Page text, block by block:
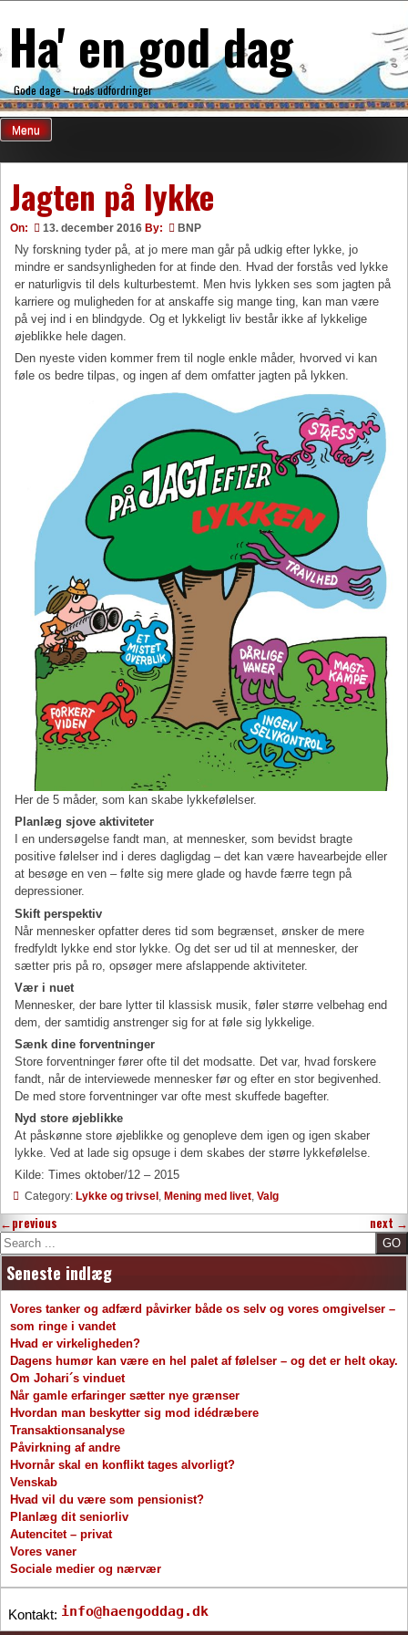
content
Ha' en god dag
Gode dage – trods udfordringer
Menu
Jagten på lykke
On: 13. december 2016 By: BNP
Ny forskning tyder på, at jo mere man går på udkig efter lykke, jo
mindre er sandsynligheden for at finde den. Hvad der forstås ved lykke
er naturligvis til dels kulturbestemt. Men hvis lykken ses som jagten på
karriere og muligheden for at anskaffe sig mange ting, kan man være
på vej ind i en blindgyde. Og et lykkeligt liv består ikke af lykkelige
øjeblikke hele dagen.
Den nyeste viden kommer frem til nogle enkle måder, hvorved vi kan
føle os bedre tilpas, og ingen af dem omfatter jagten på lykken.
Her de 5 måder, som kan skabe lykkefølelser.
Planlæg sjove aktiviteter
I en undersøgelse fandt man, at mennesker, som bevidst bragte
positive følelser ind i deres dagligdag – det kan være havearbejde eller
at besøge en ven – følte sig mere glade og havde færre tegn på
depressioner.
Skift perspektiv
Når mennesker opfatter deres tid som begrænset, ønsker de mere
fredfyldt lykke end stor lykke. Og det ser ud til at mennesker, der
sætter pris på ro, opsøger mere afslappende aktiviteter.
Vær i nuet
Mennesker, der bare lytter til klassisk musik, føler større velbehag end
dem, der samtidig anstrenger sig for at føle sig lykkelige.
Sænk dine forventninger
Store forventninger fører ofte til det modsatte. Det var, hvad forskere
fandt, når de interviewede mennesker før og efter en stor begivenhed.
De med store forventninger var ofte mest skuffede bagefter.
Nyd store øjeblikke
At påskønne store øjeblikke og genopleve dem igen og igen skaber
lykke. Ved at lade sig opsuge i dem skabes der større lykkefølelse.
Kilde: Times oktober/12 – 2015
Category: Lykke og trivsel , Mening med livet, Valg
←previous next →
Search
Seneste indlæg
Vores tanker og adfærd påvirker både os selv og vores omgivelser –
som ringe i vandet
Hvad er virkeligheden?
Dagens humør kan være en hel palet af følelser – og det er helt okay.
Om Johari´s vinduet
Når gamle erfaringer sætter nye grænser
Hvordan man beskytter sig mod idédræbere
Transaktionsanalyse
Påvirkning af andre
Hvornår skal en konflikt tages alvorligt?
Venskab
Hvad vil du være som pensionist?
Planlæg dit seniorliv
Autencitet – privat
Vores vaner
Sociale medier og nærvær
Kontakt: info@haengoddag.dk